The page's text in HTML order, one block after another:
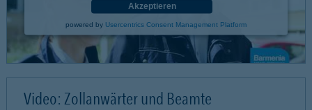
Akzeptieren
powered by Usercentrics Consent Management Platform
Video: Zollanwärter und Beamte